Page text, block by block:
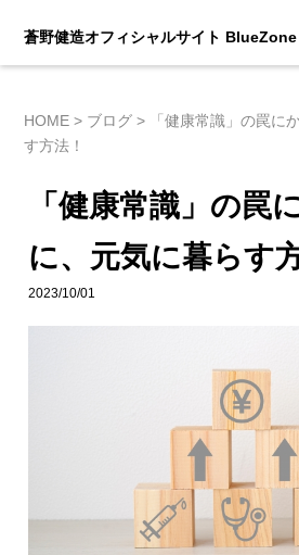
蒼野健造オフィシャルサイト BlueZone
HOME > ブログ >
「健康常識」の罠に
す方法！
「健康常識」の罠
に、元気に暮らす
2023/10/01